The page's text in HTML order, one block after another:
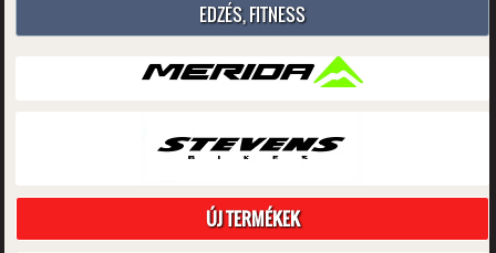
EDZÉS, FITNESS
ÚJ TERMÉKEK